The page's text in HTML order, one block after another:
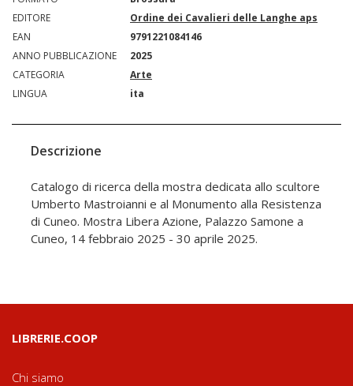
EDITORE
Ordine dei Cavalieri delle Langhe aps
EAN
9791221084146
ANNO PUBBLICAZIONE
2025
CATEGORIA
Arte
LINGUA
ita
Descrizione
Catalogo di ricerca della mostra dedicata allo scultore
Umberto Mastroianni e al Monumento alla Resistenza
di Cuneo. Mostra Libera Azione, Palazzo Samone a
Cuneo, 14 febbraio 2025 - 30 aprile 2025.
LIBRERIE.COOP
Chi siamo